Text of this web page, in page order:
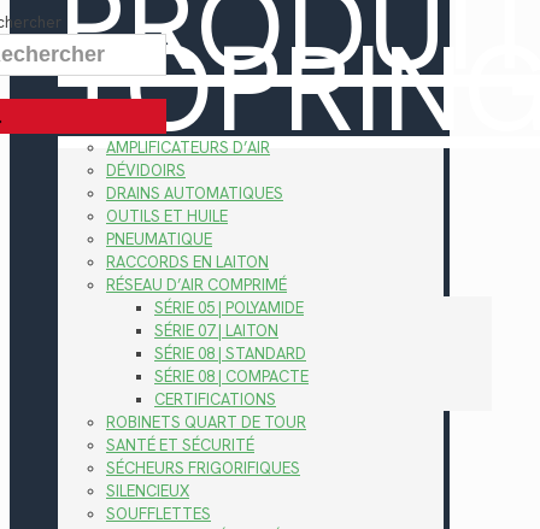
AMPLIFICATEURS D’AIR
DÉVIDOIRS
DRAINS AUTOMATIQUES
OUTILS ET HUILE
PNEUMATIQUE
RACCORDS EN LAITON
RÉSEAU D’AIR COMPRIMÉ
SÉRIE 05 | POLYAMIDE
SÉRIE 07 | LAITON
SÉRIE 08 | STANDARD
SÉRIE 08 | COMPACTE
CERTIFICATIONS
ROBINETS QUART DE TOUR
SANTÉ ET SÉCURITÉ
SÉCHEURS FRIGORIFIQUES
SILENCIEUX
SOUFFLETTES